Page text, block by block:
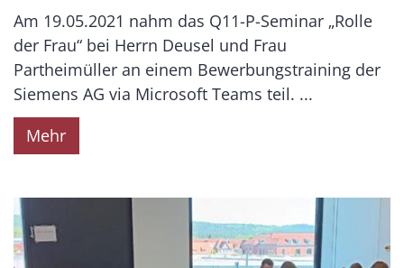
Am 19.05.2021 nahm das Q11-P-Seminar „Rolle
der Frau“ bei Herrn Deusel und Frau
Partheimüller an einem Bewerbungstraining der
Siemens AG via Microsoft Teams teil. ...
Mehr